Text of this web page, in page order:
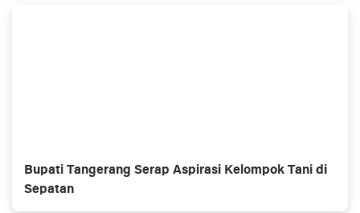
Bupati Tangerang Serap Aspirasi Kelompok Tani di
Sepatan